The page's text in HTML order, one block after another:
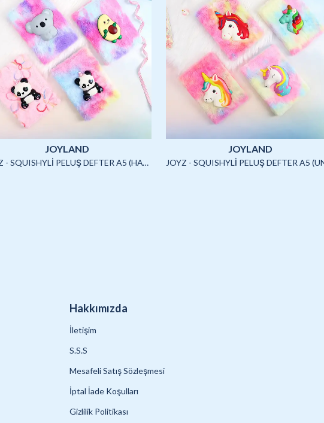
JOYLAND
JOYZ - SQUISHYLİ PELUŞ DEFTER A5 (HAYVANLAR)-4/S
JOYLAND
Hakkımızda
İletişim
S.S.S
Mesafeli Satış Sözleşmesi
İptal İade Koşulları
Gizlilik Politikası